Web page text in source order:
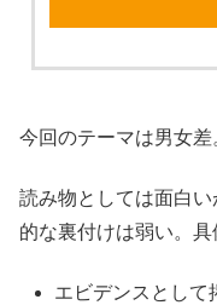
今回のテーマは男女差
読み物としては面白
的な裏付けは弱い。具
エビデンスとして